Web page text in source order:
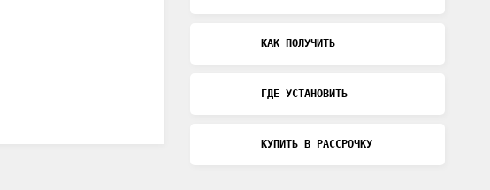
КАК ПОЛУЧИТЬ
ГДЕ УСТАНОВИТЬ
КУПИТЬ В РАССРОЧКУ